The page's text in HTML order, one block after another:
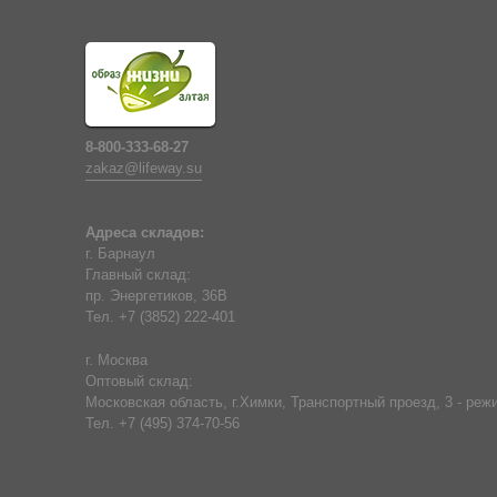
8-800-333-68-27
zakaz@lifeway.su
Адреса складов:
г. Барнаул
Главный склад:
пр. Энергетиков, 36В
Тел. +7 (3852) 222-401
г. Москва
Оптовый склад:
Московская область, г.Химки, Транспортный проезд, 3 -
Тел. +7 (495) 374-70-56